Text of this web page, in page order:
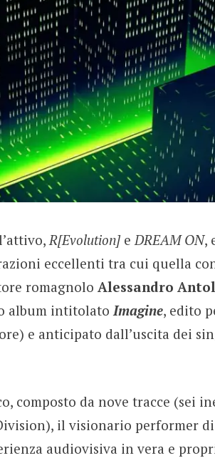
R[Evolution]eDREAM ON,
eccellenti tra cui quella
romagnolo Alessandro
album intitolatoImagine, edito
e anticipato dall’uscita dei
composto da nove tracce (sei
il visionario performer di
audiovisiva in vera e